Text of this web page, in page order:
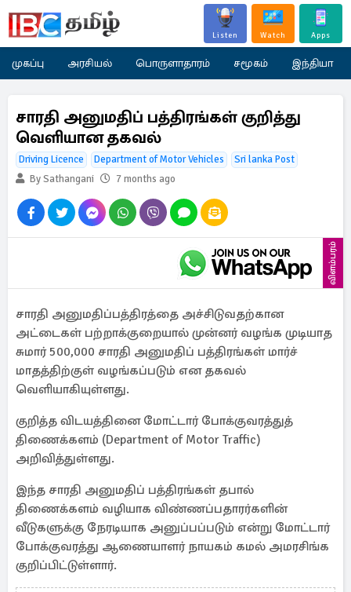
Listen Watch Apps
முகப்பு அரசியல் பொருளாதாரம் சமூகம் இந்தியா
சாரதி அனுமதிப் பத்திரங்கள் குறித்து
வெளியான தகவல்
Driving Licence Department of Motor Vehicles
Sri lanka Post
By Sathangani
7 months ago
விளம்பரம்
சாரதி அனுமதிப்பத்திரத்தை அச்சிடுவதற்கான
அட்டைகள் பற்றாக்குறையால் முன்னர் வழங்க முடியாத
சுமார் 500,000 சாரதி அனுமதிப் பத்திரங்கள் மார்ச்
மாதத்திற்குள் வழங்கப்படும் என தகவல்
வெளியாகியுள்ளது.
குறித்த விடயத்தினை மோட்டார் போக்குவரத்துத்
திணைக்களம் (Department of Motor Traffic)
அறிவித்துள்ளது.
இந்த சாரதி அனுமதிப் பத்திரங்கள் தபால்
திணைக்களம் வழியாக விண்ணப்பதாரர்களின்
வீடுகளுக்கு நேரடியாக அனுப்பப்படும் என்று மோட்டார்
போக்குவரத்து ஆணையாளர் நாயகம் கமல் அமரசிங்க
குறிப்பிட்டுள்ளார்.